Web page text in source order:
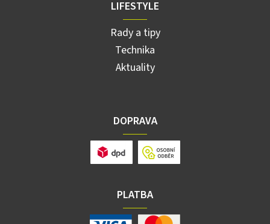
LIFESTYLE
Rady a tipy
Technika
Aktuality
DOPRAVA
PLATBA